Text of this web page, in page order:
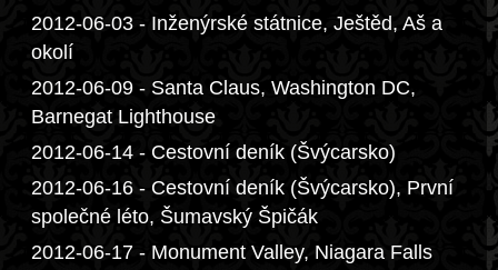
2012-06-03 - Inženýrské státnice, Ještěd, Aš a
okolí
2012-06-09 - Santa Claus, Washington DC,
Barnegat Lighthouse
2012-06-14 - Cestovní deník (Švýcarsko)
2012-06-16 - Cestovní deník (Švýcarsko), První
společné léto, Šumavský Špičák
2012-06-17 - Monument Valley, Niagara Falls